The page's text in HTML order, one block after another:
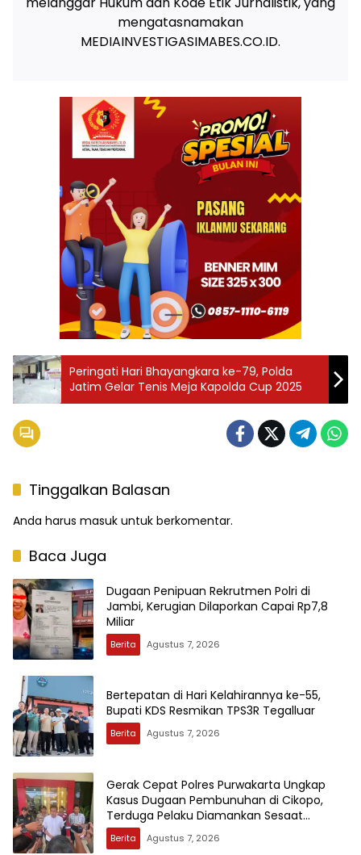
mengatasnamakan
MEDIAINVESTIGASIMABES.CO.ID.
Peringati Hari Bhayangkara ke-79, Polda
Jatim Gelar Tenis Meja Kapolda Cup 2025
Tinggalkan Balasan
Anda harus masuk untuk berkomentar.
Baca Juga
Dugaan Penipuan Rekrutmen Polri di
Jambi, Kerugian Dilaporkan Capai Rp7,8
Miliar
Berita Agustus 7, 2026
Bertepatan di Hari Kelahirannya ke-55,
Bupati KDS Resmikan TPS3R Tegalluar
Berita Agustus 7, 2026
Gerak Cepat Polres Purwakarta Ungkap
Kasus Dugaan Pembunuhan di Cikopo,
Terduga Pelaku Diamankan Sesaat
Setelah Kejadian
Berita Agustus 7, 2026